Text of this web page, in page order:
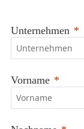
Unternehmen
Vorname